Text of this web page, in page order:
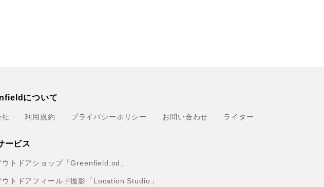
について
利用規約 プライバシーポリシー お問い合わせ ライター
ービス
ウトドアショップ「Greenfield.od」
ウトドアフィールド撮影「Location Studio」